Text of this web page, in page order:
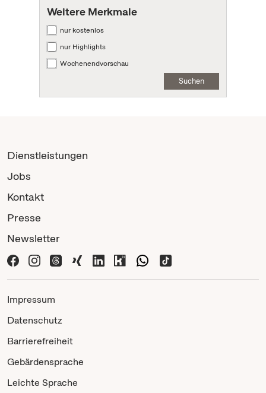
Weitere Merkmale
nur kostenlos
nur Highlights
Wochenendvorschau
Suchen
Dienstleistungen
Jobs
Kontakt
Presse
Newsletter
Impressum
Datenschutz
Barrierefreiheit
Gebärdensprache
Leichte Sprache